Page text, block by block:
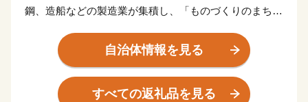
鋼、造船などの製造業が集積し、「ものづくりのまち」
が進み、商業施設がコンパクトに集約しており「住みよ
い」まちとして評価されています。
自治体情報を見る
すべての返礼品を見る